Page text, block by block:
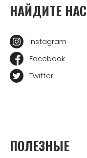
НАЙДИТЕ НАС
Instagram
Facebook
Twitter
ПОЛЕЗНЫЕ